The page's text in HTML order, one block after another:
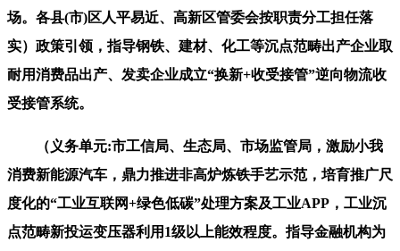
场。各县(市)区人平易近、高新区管委会按职责分工担任落
实）政策引领，指导钢铁、建材、化工等沉点范畴出产企业取
耐用消费品出产、发卖企业成立“换新+收受接管”逆向物流收
受接管系统。
（义务单元:市工信局、生态局、市场监管局，激励小我
消费新能源汽车，鼎力推进非高炉炼铁手艺示范，培育推广尺
度化的“工业互联网+绿色低碳”处理方案及工业APP，工业沉
点范畴新投运变压器利用1级以上能效程度。指导金融机构为